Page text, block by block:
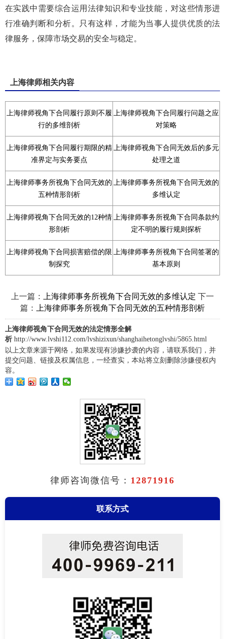
在实践中需要综合运用法律知识和专业技能，对这些情形进
行准确判断和分析。只有这样，才能为当事人提供优质的法
律服务，保障市场交易的安全与稳定。
上海律师相关内容
上海律师视角下合同履行原则不履
行的多维剖析
上海律师视角下合同履行问题之应
对策略
上海律师视角下合同履行期限的精
准界定与实务要点
上海律师视角下合同无效后的多元
处理之道
上海律师事务所视角下合同无效的
五种情形剖析
上海律师事务所视角下合同无效的
多维认定
上海律师视角下合同无效的12种情
形剖析
上海律师事务所视角下合同条款约
定不明的履行规则探析
上海律师视角下合同损害赔偿的限
制探究
上海律师事务所视角下合同签署的
基本原则
上一篇： 上海律师事务所视角下合同无效的多维认定 下一
篇： 上海律师事务所视角下合同无效的五种情形剖析
上海律师视角下合同无效的法定情形全解
析 http://www.lvshi112.com/lvshizixun/shanghaihetonglvshi/5865.html
以上文章来源于网络，如果发现有涉嫌抄袭的内容，请联系我们，并
提交问题、链接及权属信息，一经查实，本站将立刻删除涉嫌侵权内
容。
律师咨询微信号： 12871916
联系方式